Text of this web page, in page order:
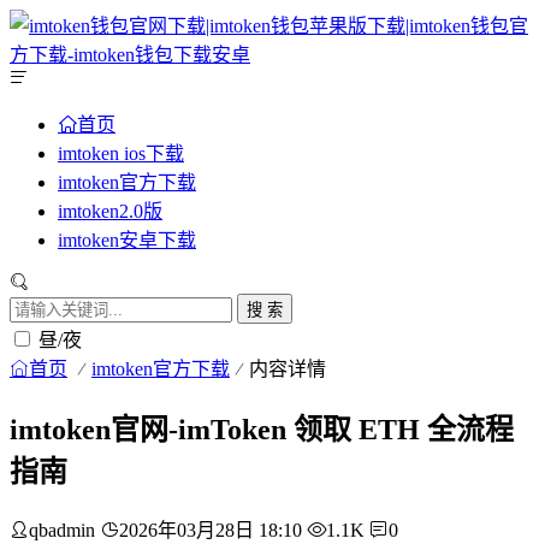
首页
imtoken ios下载
imtoken官方下载
imtoken2.0版
imtoken安卓下载
搜 索
昼/夜
首页 imtoken官方下载 内容详情
imtoken官网-imToken 领取 ETH 全流程
指南
qbadmin 2026年03月28日 18:10 1.1K 0